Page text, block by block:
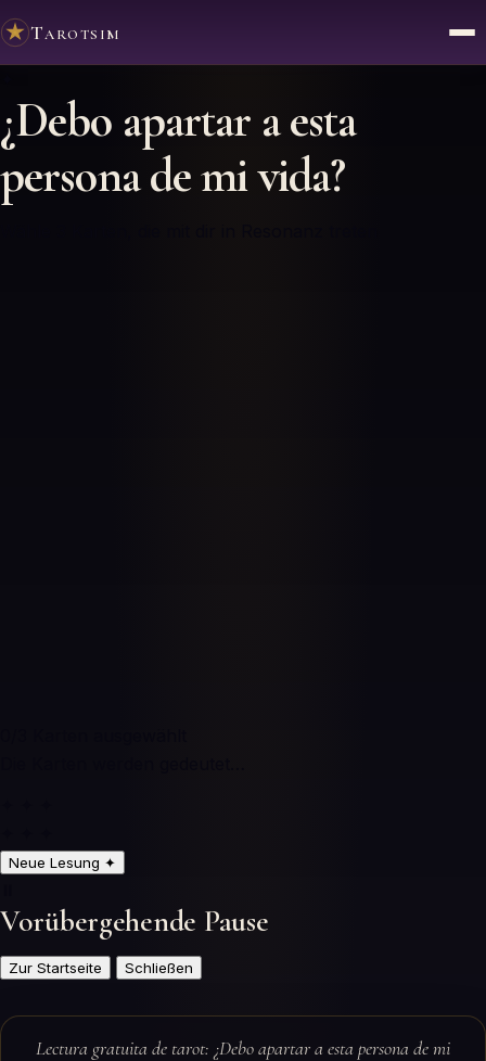
Tarotsim
¿Debo apartar a esta
persona de mi vida?
Neue Lesung ✦
Vorübergehende Pause
Zur Startseite Schließen
Lectura gratuita de tarot: ¿Debo apartar a esta persona de mi